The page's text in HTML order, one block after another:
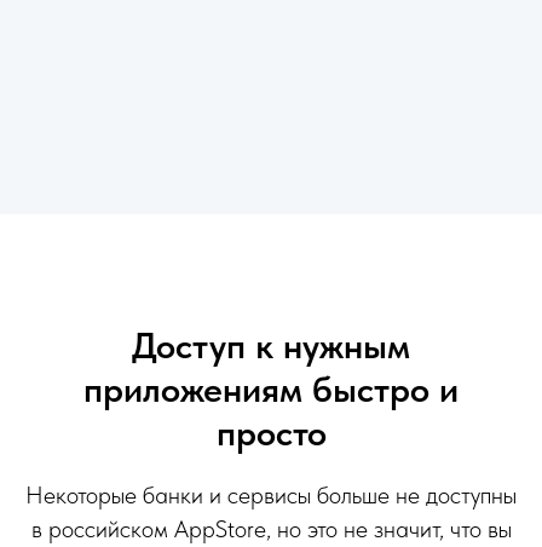
Доступ к нужным
приложениям быстро и
просто
Некоторые банки и сервисы больше не доступны
в российском AppStore, но это не значит, что вы